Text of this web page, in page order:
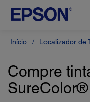
Início Localizador de
Compre